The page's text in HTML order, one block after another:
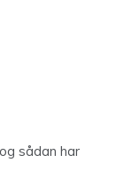
sådan har